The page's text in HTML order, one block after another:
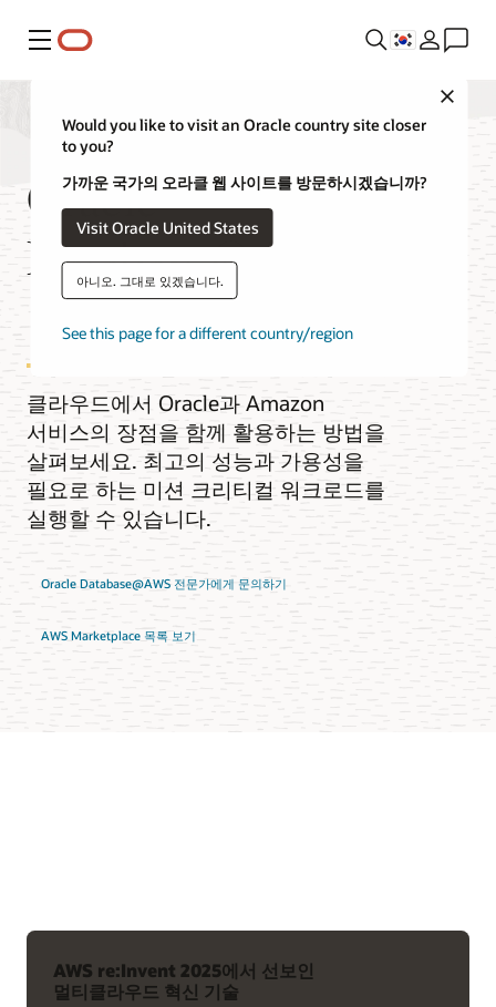
메뉴
Would you like to visit an Oracle country site closer
to you?
가까운 국가의 오라클 웹 사이트를 방문하시겠습니까?
Visit Oracle United States
아니오. 그대로 있겠습니다.
See this page for a different country/region
Oracle
Database@AWS
비디오
클라우드에서 Oracle과 Amazon
서비스의 장점을 함께 활용하는 방법을
살펴보세요. 최고의 성능과 가용성을
필요로 하는 미션 크리티컬 워크로드를
실행할 수 있습니다.
Oracle Database@AWS 전문가에게 문의하기
AWS Marketplace 목록 보기
AWS re:Invent 2025에서 선보인
멀티클라우드 혁신 기술